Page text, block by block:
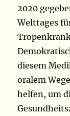
2020
Welttages
diesem
oralem
helfen, um